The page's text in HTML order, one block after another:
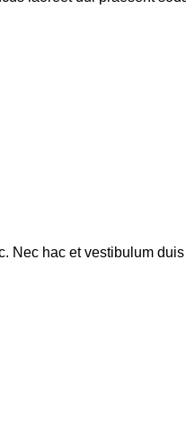
Nec hac et vestibulum